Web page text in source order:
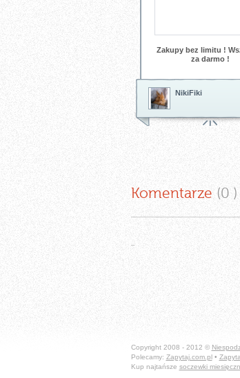
Zakupy bez limitu !
za darmo !
NikiFiki
Komentarze (0 )
Copyright 2008 - 2012 ©
Polecamy: Zapytaj.com.pl•
Kup najtańsze soczewki